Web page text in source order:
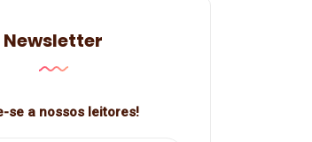
Newsletter
se a nossos leitores!